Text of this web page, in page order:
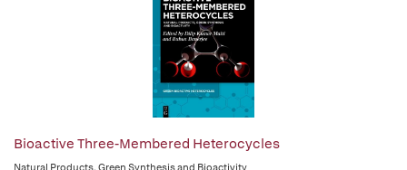
Bioactive Three-Membered Heterocycles
Natural Products, Green Synthesis and Bioactivity